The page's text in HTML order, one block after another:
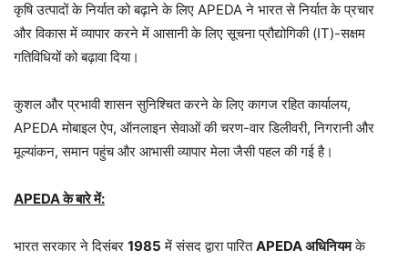
कृषि उत्पादों के निर्यात को बढ़ाने के लिए APEDA ने भारत से निर्यात के प्रचार
और विकास में व्यापार करने में आसानी के लिए सूचना प्रौद्योगिकी (IT)-सक्षम
गतिविधियों को बढ़ावा दिया।
कुशल और प्रभावी शासन सुनिश्चित करने के लिए कागज रहित कार्यालय,
APEDA मोबाइल ऐप, ऑनलाइन सेवाओं की चरण-वार डिलीवरी, निगरानी और
मूल्यांकन, समान पहुंच और आभासी व्यापार मेला जैसी पहल की गई है।
APEDA के बारे में:
भारत सरकार ने दिसंबर 1985 में संसद द्वारा पारितAPEDA अधिनियमके